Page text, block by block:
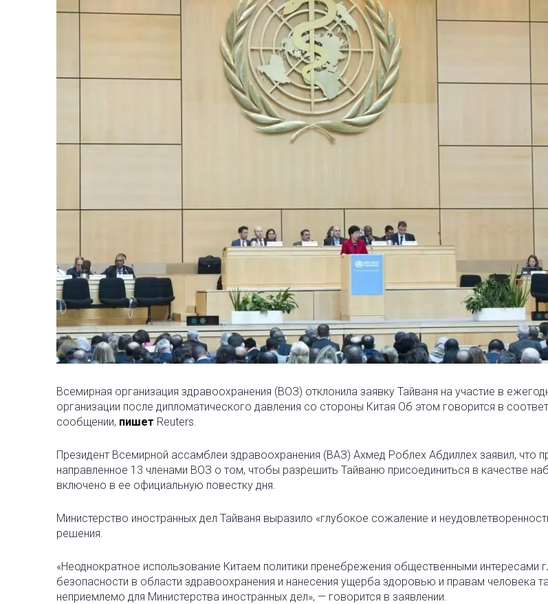
Всемирная организация здравоохранения (ВОЗ) отклонила заявку Тайваня на участие в
организации после дипломатического давления со стороны Китая Об этом говорится в
сообщении, пишет Reuters.
Президент Всемирной ассамблеи здравоохранения (ВАЗ) Ахмед Роблех Абдиллех заявил, что
направленное 13 членами ВОЗ о том, чтобы разрешить Тайваню присоединиться в качестве
включено в ее официальную повестку дня.
Министерство иностранных дел Тайваня выразило «глубокое сожаление и
решения.
«Неоднократное использование Китаем политики пренебрежения общественными интересами
безопасности в области здравоохранения и нанесения ущерба здоровью и правам человека
неприемлемо для Министерства иностранных дел», — говорится в заявлении.